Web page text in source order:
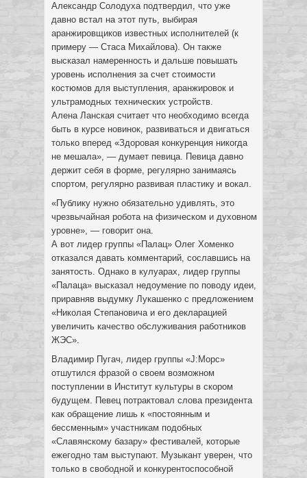
Александр Солодуха подтвердил, что уже
давно встал на этот путь, выбирая
аранжировщиков известных исполнителей (к
примеру — Стаса Михайлова). Он также
высказал намеренность и дальше повышать
уровень исполнения за счет стоимости
костюмов для выступления, аранжировок и
ультрамодных технических устройств.
Алена Ланская считает что необходимо всегда
быть в курсе новинок, развиваться и двигаться
только вперед «Здоровая конкуренция никогда
не мешала», — думает певица. Певица давно
держит себя в форме, регулярно занимаясь
спортом, регулярно развивая пластику и вокал.
«Публику нужно обязательно удивлять, это
чрезвычайная робота на физическом и духовном
уровне», — говорит она.
А вот лидер группы «Палац» Олег Хоменко
отказался давать комментарий, сославшись на
занятость. Однако в кулуарах, лидер группы
«Палаца» высказал недоумение по поводу идеи,
приравняв выдумку Лукашенко с предложением
«Николая Степановича и его декларацией
увеличить качество обслуживания работников
ЖЭС».
Владимир Пугач, лидер группы «J:Морс»
отшутился фразой о своем возможном
поступлении в Институт культуры в скором
будущем. Певец потрактовал слова президента
как обращение лишь к «постоянным и
бессменным» участникам подобных
«Славянскому базару» фестивалей, которые
ежегодно там выступают. Музыкант уверен, что
только в свободной и конкурентоспособной